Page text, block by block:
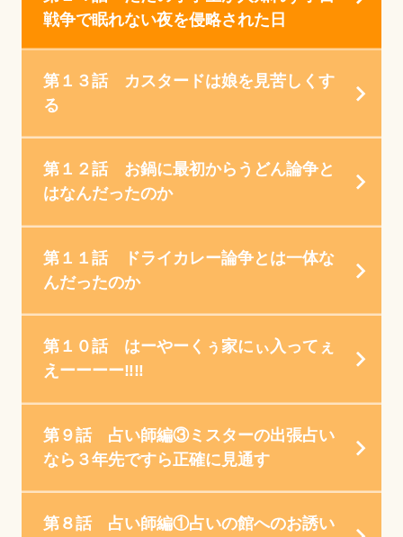
戦争で眠れない夜を侵略された日
第１３話 カスタードは娘を見苦しくす
る
第１２話 お鍋に最初からうどん論争と
はなんだったのか
第１１話 ドライカレー論争とは一体な
んだったのか
第１０話 はーやーくぅ家にぃ入ってぇ
えーーーー‼‼
第９話 占い師編③ミスターの出張占い
なら３年先ですら正確に見通す
第８話 占い師編①占いの館へのお誘い